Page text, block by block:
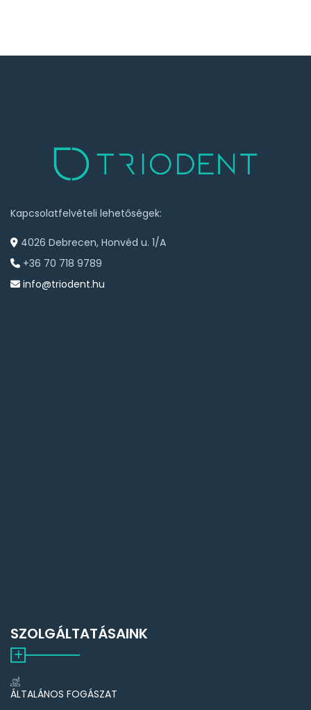
Kapcsolatfelvételi lehetőségek:
4026 Debrecen, Honvéd u. 1/A
+36 70 718 9789
info@triodent.hu
SZOLGÁLTATÁSAINK
ÁLTALÁNOS FOGÁSZAT